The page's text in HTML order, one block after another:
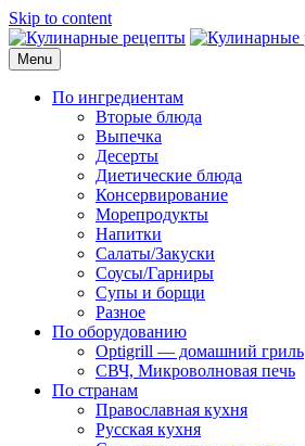
Skip to content
Кулинарные рецепты
для домашнего приготовления
Menu
По ингредиентам
Вторые блюда
Выпечка
Десерты
Диетические блюда
Консервирование
Морепродукты
Напитки
Салаты/Закуски
Соусы/Гарниры
Супы и борщи
Разное
По оборудованию
Optigrill — домашний гриль
СВЧ, Микроволновая печь
По странам
Православная кухня
Русская кухня